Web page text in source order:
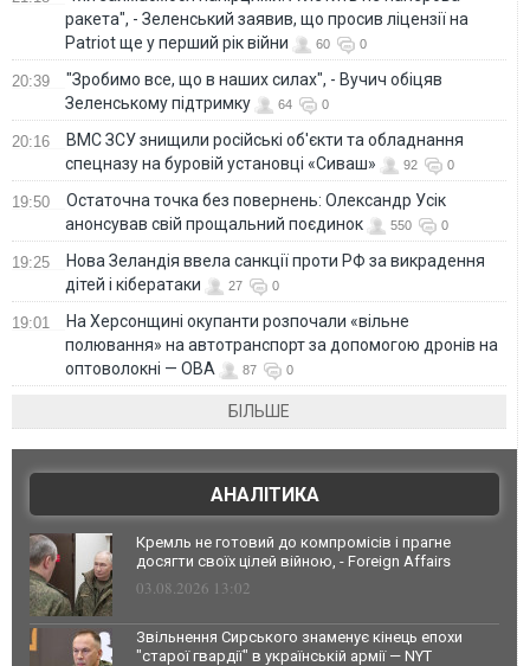
ракета", - Зеленський заявив, що просив ліцензії на
Patriot ще у перший рік війни
60 0
20:39
"Зробимо все, що в наших силах", - Вучич обіцяв
Зеленському підтримку
64 0
20:16
ВМС ЗСУ знищили російські об'єкти та обладнання
спецназу на буровій установці «Сиваш»
92 0
19:50
Остаточна точка без повернень: Олександр Усік
анонсував свій прощальний поєдинок
550 0
19:25
Нова Зеландія ввела санкції проти РФ за викрадення
дітей і кібератаки
27 0
19:01
На Херсонщині окупанти розпочали «вільне
полювання» на автотранспорт за допомогою дронів на
оптоволокні — ОВА
87 0
БІЛЬШЕ
АНАЛІТИКА
Кремль не готовий до компромісів і прагне
досягти своїх цілей війною, - Foreign Affairs
03.08.2026 13:02
Звільнення Сирського знаменує кінець епохи
"старої гвардії" в українській армії — NYT